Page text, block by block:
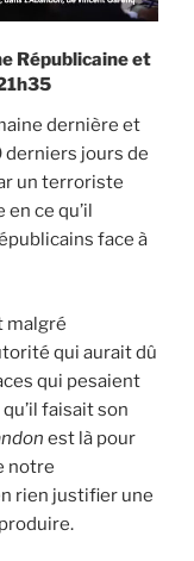
Républicaine et
dernière et
derniers jours de
un terroriste
ce qu’il
face à
malgré
qui aurait dû
qui pesaient
faisait son
est là pour
notre
rien justifier une